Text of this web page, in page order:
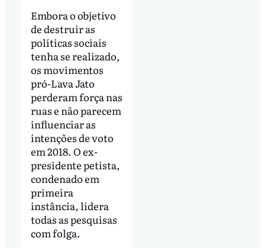
Embora o objetivo
de destruir as
políticas sociais
tenha se realizado,
os movimentos
pró-Lava Jato
perderam força nas
ruas e não parecem
influenciar as
intenções de voto
em 2018. O ex-
presidente petista,
condenado em
primeira
instância, lidera
todas as pesquisas
com folga.